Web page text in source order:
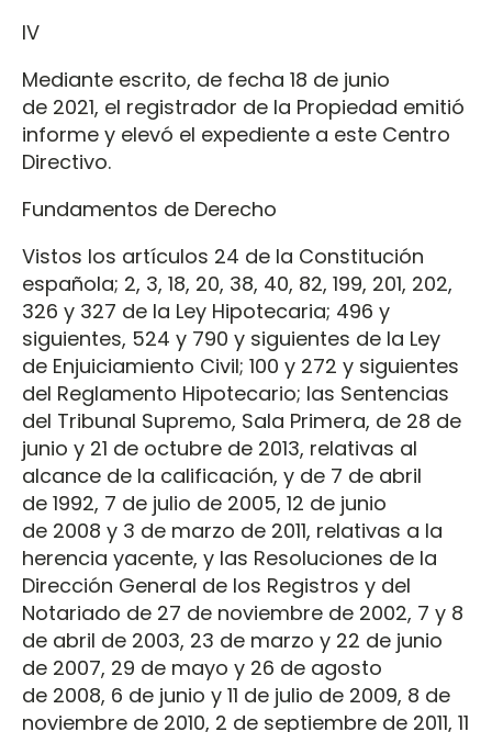
IV
Mediante escrito, de fecha 18 de junio
de 2021, el registrador de la Propiedad emitió
informe y elevó el expediente a este Centro
Directivo.
Fundamentos de Derecho
Vistos los artículos 24 de la Constitución
española; 2, 3, 18, 20, 38, 40, 82, 199, 201, 202,
326 y 327 de la Ley Hipotecaria; 496 y
siguientes, 524 y 790 y siguientes de la Ley
de Enjuiciamiento Civil; 100 y 272 y siguientes
del Reglamento Hipotecario; las Sentencias
del Tribunal Supremo, Sala Primera, de 28 de
junio y 21 de octubre de 2013, relativas al
alcance de la calificación, y de 7 de abril
de 1992, 7 de julio de 2005, 12 de junio
de 2008 y 3 de marzo de 2011, relativas a la
herencia yacente, y las Resoluciones de la
Dirección General de los Registros y del
Notariado de 27 de noviembre de 2002, 7 y 8
de abril de 2003, 23 de marzo y 22 de junio
de 2007, 29 de mayo y 26 de agosto
de 2008, 6 de junio y 11 de julio de 2009, 8 de
noviembre de 2010, 2 de septiembre de 2011, 11